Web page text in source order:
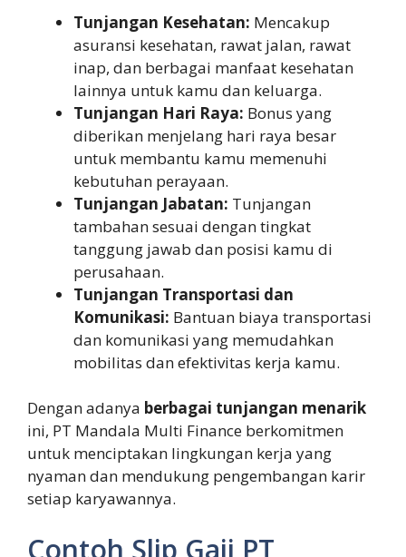
Tunjangan Kesehatan: Mencakup
asuransi kesehatan, rawat jalan, rawat
inap, dan berbagai manfaat kesehatan
lainnya untuk kamu dan keluarga.
Tunjangan Hari Raya: Bonus yang
diberikan menjelang hari raya besar
untuk membantu kamu memenuhi
kebutuhan perayaan.
Tunjangan Jabatan: Tunjangan
tambahan sesuai dengan tingkat
tanggung jawab dan posisi kamu di
perusahaan.
Tunjangan Transportasi dan
Komunikasi: Bantuan biaya transportasi
dan komunikasi yang memudahkan
mobilitas dan efektivitas kerja kamu.
Dengan adanya berbagai tunjangan menarik
ini, PT Mandala Multi Finance berkomitmen
untuk menciptakan lingkungan kerja yang
nyaman dan mendukung pengembangan karir
setiap karyawannya.
Contoh Slip Gaji PT